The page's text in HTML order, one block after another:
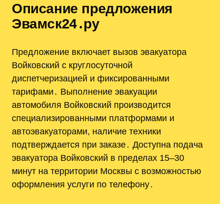
Описание предложения
Эвамск24․ру
Предложение включает вызов эвакуатора
Войковский с круглосуточной
диспетчеризацией и фиксированными
тарифами․ Выполнение эвакуации
автомобиля Войковский производится
специализированными платформами и
автоэвакуаторами, наличие техники
подтверждается при заказе․ Доступна подача
эвакуатора Войковский в пределах 15–30
минут на территории Москвы с возможностью
оформления услуги по телефону․